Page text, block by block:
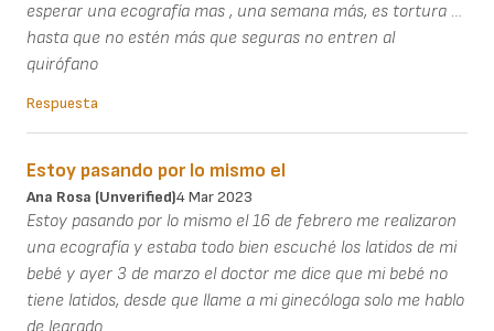
esperar una ecografía mas , una semana más, es tortura …
hasta que no estén más que seguras no entren al
quirófano
Respuesta
Estoy pasando por lo mismo el
Ana Rosa (unverified)4 Mar 2023
Estoy pasando por lo mismo el 16 de febrero me realizaron
una ecografía y estaba todo bien escuché los latidos de mi
bebé y ayer 3 de marzo el doctor me dice que mi bebé no
tiene latidos, desde que llame a mi ginecóloga solo me hablo